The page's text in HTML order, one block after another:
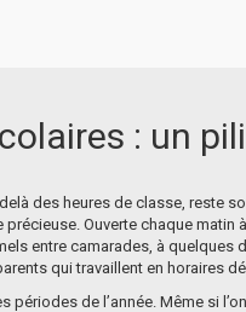
: un
des heures de classe, reste
Ouverte chaque matin
entre camarades, à quelques
qui travaillent en horaires
périodes de l’année. Même si